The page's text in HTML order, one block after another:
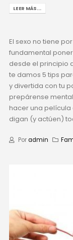
LEER MÁS...
El sexo no tiene
fundamental
desde el principio
te damos 5 tips
y divertida con tu
prepárense
hacer una
digan (y actúen)
Poradmin